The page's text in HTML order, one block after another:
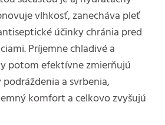
vlhkosť, zanecháva pleť
účinky chránia pred
Príjemne chladivé a
potom efektívne zmierňujú
a svrbenia,
komfort a celkovo zvyšujú